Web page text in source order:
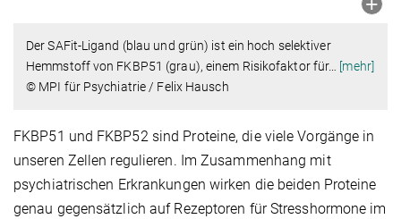
Der SAFit-Ligand (blau und grün) ist ein hoch selektiver
Hemmstoff von FKBP51 (grau), einem Risikofaktor für… [mehr]
© MPI für Psychiatrie / Felix Hausch
FKBP51 und FKBP52 sind Proteine, die viele Vorgänge in
unseren Zellen regulieren. Im Zusammenhang mit
psychiatrischen Erkrankungen wirken die beiden Proteine
genau gegensätzlich auf Rezeptoren für Stresshormone im